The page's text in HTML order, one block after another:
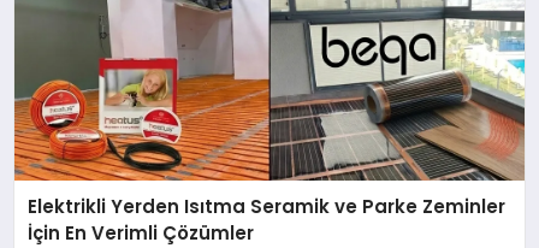
Elektrikli Yerden Isıtma Seramik ve Parke Zeminler
İçin En Verimli Çözümler